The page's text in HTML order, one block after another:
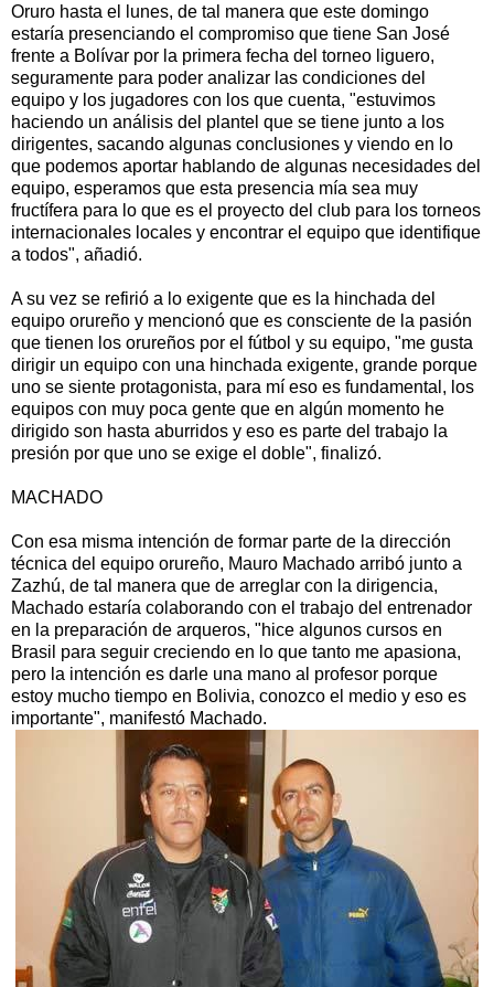
Oruro hasta el lunes, de tal manera que este domingo
estaría presenciando el compromiso que tiene San José
frente a Bolívar por la primera fecha del torneo liguero,
seguramente para poder analizar las condiciones del
equipo y los jugadores con los que cuenta, "estuvimos
haciendo un análisis del plantel que se tiene junto a los
dirigentes, sacando algunas conclusiones y viendo en lo
que podemos aportar hablando de algunas necesidades del
equipo, esperamos que esta presencia mía sea muy
fructífera para lo que es el proyecto del club para los torneos
internacionales locales y encontrar el equipo que identifique
a todos", añadió.
A su vez se refirió a lo exigente que es la hinchada del
equipo orureño y mencionó que es consciente de la pasión
que tienen los orureños por el fútbol y su equipo, "me gusta
dirigir un equipo con una hinchada exigente, grande porque
uno se siente protagonista, para mí eso es fundamental, los
equipos con muy poca gente que en algún momento he
dirigido son hasta aburridos y eso es parte del trabajo la
presión por que uno se exige el doble", finalizó.
MACHADO
Con esa misma intención de formar parte de la dirección
técnica del equipo orureño, Mauro Machado arribó junto a
Zazhú, de tal manera que de arreglar con la dirigencia,
Machado estaría colaborando con el trabajo del entrenador
en la preparación de arqueros, "hice algunos cursos en
Brasil para seguir creciendo en lo que tanto me apasiona,
pero la intención es darle una mano al profesor porque
estoy mucho tiempo en Bolivia, conozco el medio y eso es
importante", manifestó Machado.